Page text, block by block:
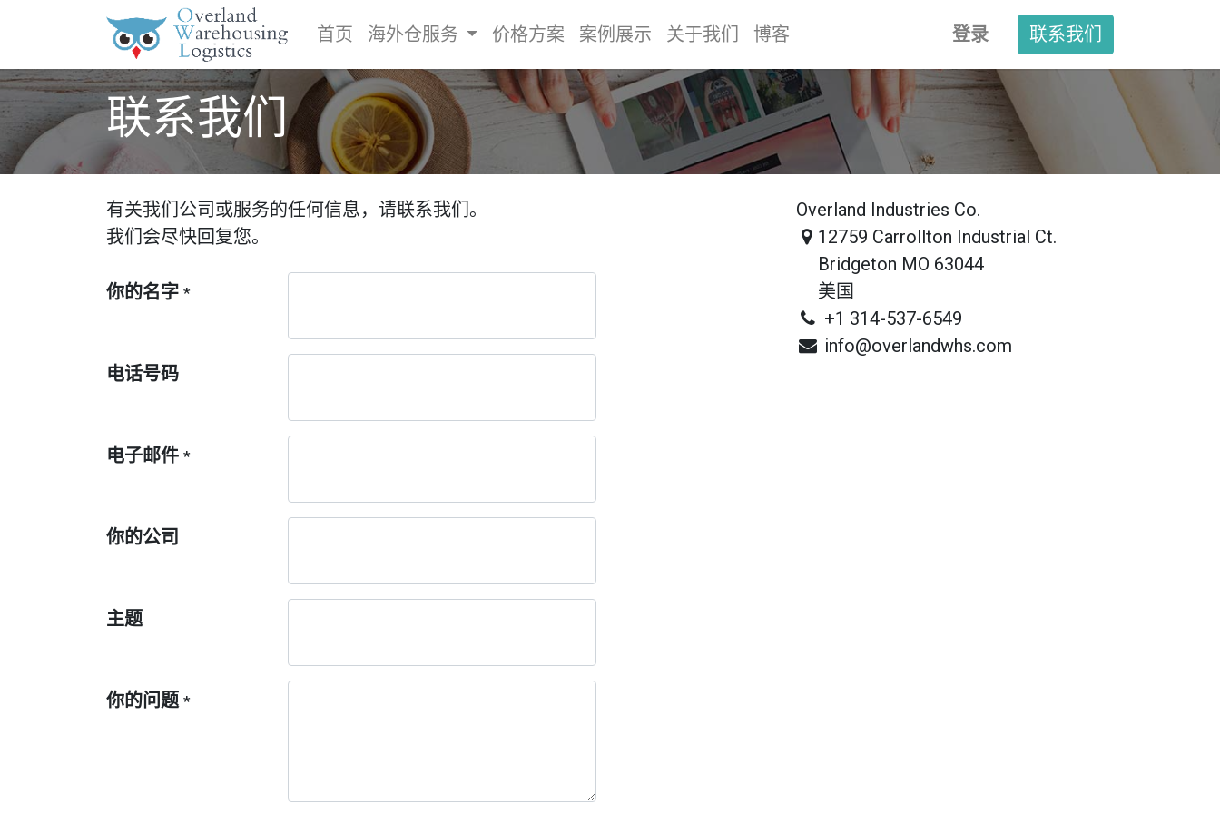
首页 海外仓服务 价格方案 案例展示 关于我们 博客 登录 联系我们
联系我们
有关我们公司或服务的任何信息，请联系我们。
我们会尽快回复您。
你的名字 *
电话号码
电子邮件 *
你的公司
主题
你的问题 *
Overland Industries Co.
12759 Carrollton Industrial Ct.
Bridgeton MO 63044
美国
+1 314-537-6549
info@overlandwhs.com